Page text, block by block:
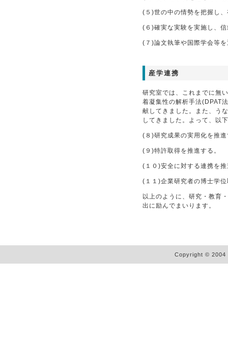
(５)世の中の情勢を把握し
(６)確実な実験を実施し、
(７)論文執筆や国際学会等
産学連携
研究室では、これまでに無
着凝集性の解析手法(DPAT
献してきました。また、う
してきました。よって、以
(８)研究成果の実用化を推
(９)特許取得を推進する。
(１０)安全に対する連携を
(１１)企業研究者の博士学
以上のように、研究・教育
出に励んでまいります。
Copyright © 2004